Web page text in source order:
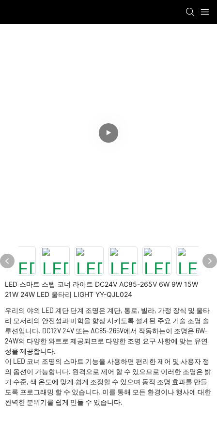
LED 스마트 스텝 코너 라이트 DC24V AC85-265V 6W 9W 15W
21W 24W LED 울타리 LIGHT YY-QJL024
우리의 야외 LED 계단 단계 조명은 계단, 통로, 빌라, 가정 장식 및 울타
리 모서리의 안전성과 미학을 향상 시키도록 설계된 주요 기술 조명 솔
루션입니다. DC12V 24V 또는 AC85-265V에서 작동하는이 조명은 6W-
24W의 다양한 와트로 제공되므로 다양한 조명 요구 사항에 맞는 유연
성을 제공합니다.
이 LED 코너 조명의 스마트 기능을 사용하면 편리한 제어 및 사용자 정
의 옵션이 가능합니다. 원격으로 제어 할 수 있으므로 이러한 조명은 밝
기 수준, 색 온도에 맞게 쉽게 조정할 수 있으며 동적 조명 효과를 만들
도록 프로그래밍 할 수 있습니다. 이를 통해 모든 환경이나 행사에 대한
완벽한 분위기를 쉽게 만들 수 있습니다.